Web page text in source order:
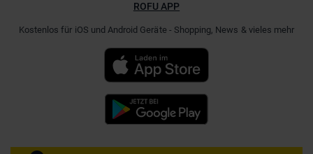
ROFU APP
Kostenlos für iOS und Android Geräte - Shopping, News & vieles mehr